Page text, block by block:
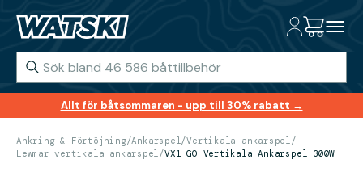
Allt för båtsommaren - upp till 30% rabatt →
Ankring & Förtöjning/Ankarspel/Vertikala ankarspel/
Lewmar vertikala ankarspel/VX1 GO Vertikala Ankarspel 300W